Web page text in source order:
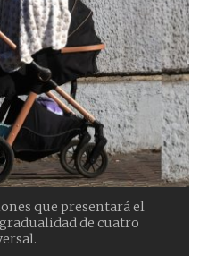
que presentará el
de cuatro